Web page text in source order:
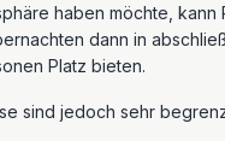
haben möchte, kann
dann in
Platz bieten.
sind jedoch sehr